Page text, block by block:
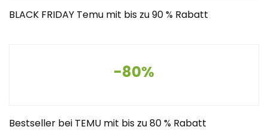
BLACK FRIDAY Temu mit bis zu 90 % Rabatt
-80%
Bestseller bei TEMU mit bis zu 80 % Rabatt